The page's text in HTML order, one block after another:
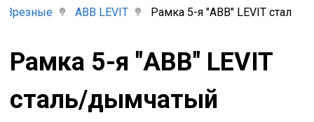
Врезные ABB LEVIT Рамка 5-я "ABB" LEVIT сталь/
Рамка 5-я "ABB" LEVIT
сталь/дымчатый